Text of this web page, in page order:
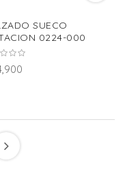
SUECO
0224-000